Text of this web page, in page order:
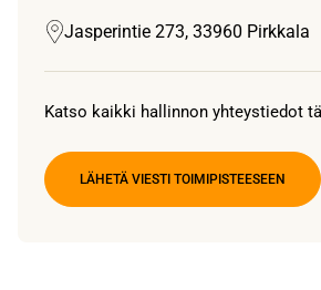
Jasperintie 273, 33960 Pirkkala
Katso kaikki hallinnon yhteystiedot
LÄHETÄ VIESTI TOIMIPISTEESEEN